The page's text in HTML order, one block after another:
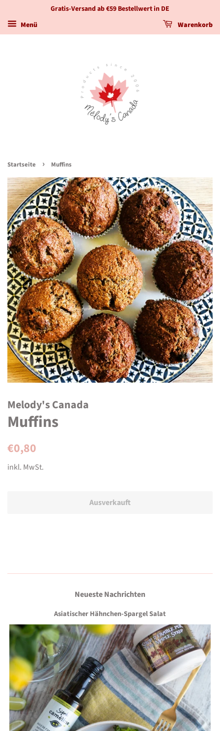
Gratis-Versand ab €59 Bestellwert in DE
Menü
Warenkorb
Startseite › Muffins
Melody's Canada
Muffins
Normaler
€0,80
inkl. MwSt.
Ausverkauft
Neueste Nachrichten
Asiatischer Hähnchen-Spargel Salat